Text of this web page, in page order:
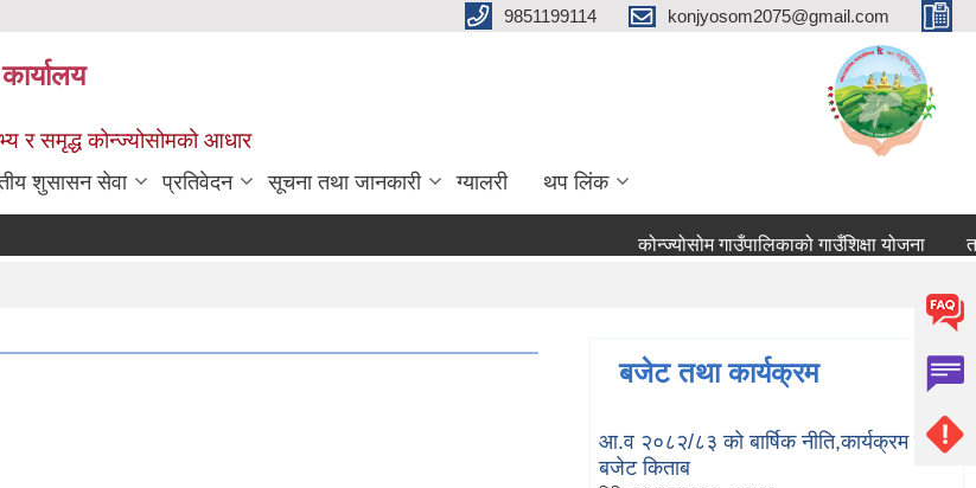
9851199114 konjyosom2075@gmail.com
र समृद्ध कोन्ज्योसोमको आधार
शुसासन सेवा प्रतिवेदन सूचना तथा जानकारी ग्यालरी थप लिंक
कोन्ज्योसोम गाउँपालिकाको गाउँशिक्षा योजना
बजेट तथा कार्यक्रम
आ.व २०८२/८३ को बार्षिक नीति,कार्यक्रम तथा
बजेट किताब